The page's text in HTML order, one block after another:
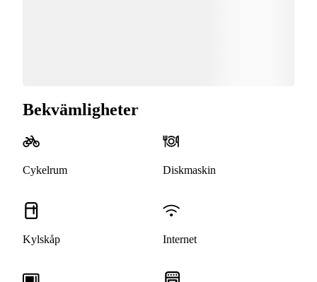
Bekvämligheter
Cykelrum Diskmaskin
Kylskåp Internet